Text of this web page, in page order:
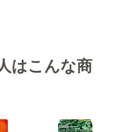
はこんな商